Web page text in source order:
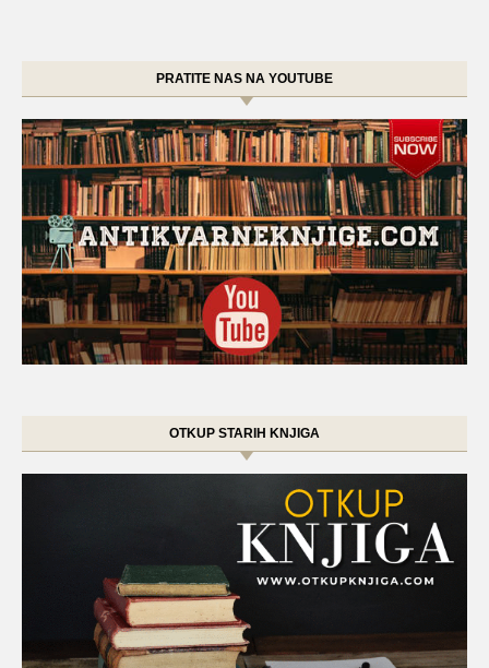
PRATITE NAS NA YOUTUBE
OTKUP STARIH KNJIGA